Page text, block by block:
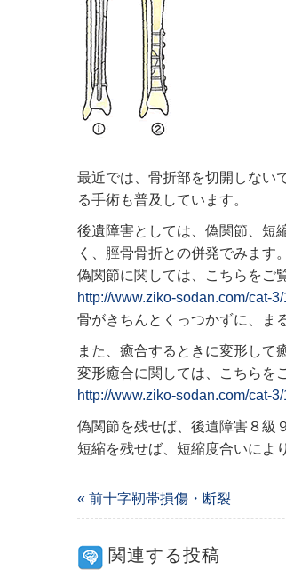
最近では、骨折部を切開しない
る手術も普及しています。
後遺障害としては、偽関節、短
く、脛骨骨折との併発でみます。
偽関節に関しては、こちらをご
http://www.ziko-sodan.com/cat-3/
骨がきちんとくっつかずに、ま
また、癒合するときに変形して
変形癒合に関しては、こちらを
http://www.ziko-sodan.com/cat-3/
偽関節を残せば、後遺障害８級
短縮を残せば、短縮度合いによ
« 前十字靭帯損傷・断裂
関連する投稿